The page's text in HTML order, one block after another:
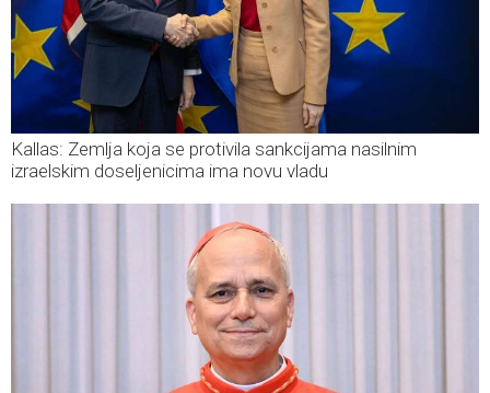
Kallas: Zemlja koja se protivila sankcijama nasilnim
izraelskim doseljenicima ima novu vladu